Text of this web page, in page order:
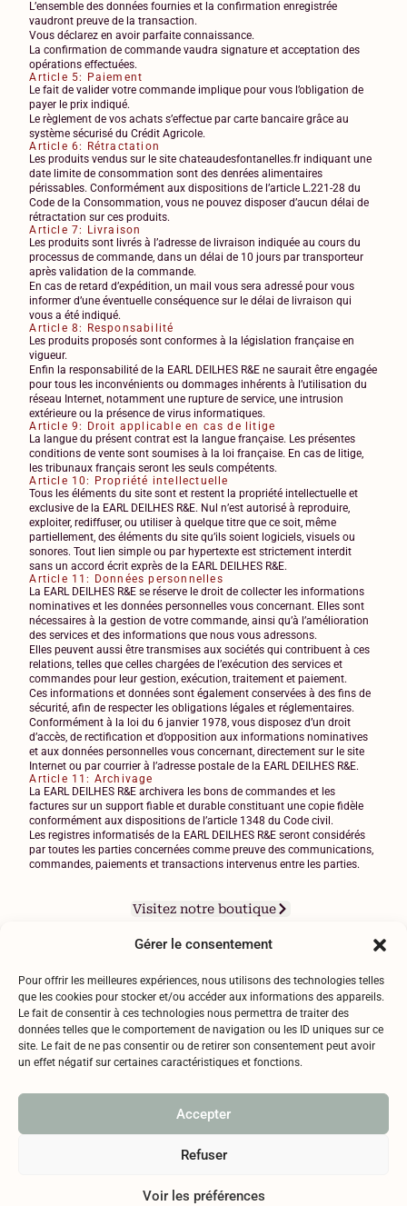
Gérer le consentement
Pour offrir les meilleures expériences, nous utilisons des technologies telles
que les cookies pour stocker et/ou accéder aux informations des appareils.
Le fait de consentir à ces technologies nous permettra de traiter des
données telles que le comportement de navigation ou les ID uniques sur ce
site. Le fait de ne pas consentir ou de retirer son consentement peut avoir
un effet négatif sur certaines caractéristiques et fonctions.
Accepter
Refuser
Voir les préférences
L’ensemble des données fournies et la confirmation enregistrée
vaudront preuve de la transaction.
Vous déclarez en avoir parfaite connaissance.
La confirmation de commande vaudra signature et acceptation des
opérations effectuées.
Article 5: Paiement
Le fait de valider votre commande implique pour vous l’obligation de
payer le prix indiqué.
Le règlement de vos achats s’effectue par carte bancaire grâce au
système sécurisé du Crédit Agricole.
Article 6: Rétractation
Les produits vendus sur le site chateaudesfontanelles.fr indiquant une
date limite de consommation sont des denrées alimentaires
périssables. Conformément aux dispositions de l’article L.221-28 du
Code de la Consommation, vous ne pouvez disposer d’aucun délai de
rétractation sur ces produits.
Article 7: Livraison
Les produits sont livrés à l’adresse de livraison indiquée au cours du
processus de commande, dans un délai de 10 jours par transporteur
après validation de la commande.
En cas de retard d’expédition, un mail vous sera adressé pour vous
informer d’une éventuelle conséquence sur le délai de livraison qui
vous a été indiqué.
Article 8: Responsabilité
Les produits proposés sont conformes à la législation française en
vigueur.
Enfin la responsabilité de la EARL DEILHES R&E ne saurait être engagée
pour tous les inconvénients ou dommages inhérents à l’utilisation du
réseau Internet, notamment une rupture de service, une intrusion
extérieure ou la présence de virus informatiques.
Article 9: Droit applicable en cas de litige
La langue du présent contrat est la langue française. Les présentes
conditions de vente sont soumises à la loi française. En cas de litige,
les tribunaux français seront les seuls compétents.
Article 10: Propriété intellectuelle
Tous les éléments du site sont et restent la propriété intellectuelle et
exclusive de la EARL DEILHES R&E. Nul n’est autorisé à reproduire,
exploiter, rediffuser, ou utiliser à quelque titre que ce soit, même
partiellement, des éléments du site qu’ils soient logiciels, visuels ou
sonores. Tout lien simple ou par hypertexte est strictement interdit
sans un accord écrit exprès de la EARL DEILHES R&E.
Article 11: Données personnelles
La EARL DEILHES R&E se réserve le droit de collecter les informations
nominatives et les données personnelles vous concernant. Elles sont
nécessaires à la gestion de votre commande, ainsi qu’à l’amélioration
des services et des informations que nous vous adressons.
Elles peuvent aussi être transmises aux sociétés qui contribuent à ces
relations, telles que celles chargées de l’exécution des services et
commandes pour leur gestion, exécution, traitement et paiement.
Ces informations et données sont également conservées à des fins de
sécurité, afin de respecter les obligations légales et réglementaires.
Conformément à la loi du 6 janvier 1978, vous disposez d’un droit
d’accès, de rectification et d’opposition aux informations nominatives
et aux données personnelles vous concernant, directement sur le site
Internet ou par courrier à l’adresse postale de la EARL DEILHES R&E.
Article 11: Archivage
La EARL DEILHES R&E archivera les bons de commandes et les
factures sur un support fiable et durable constituant une copie fidèle
conformément aux dispositions de l’article 1348 du Code civil.
Les registres informatisés de la EARL DEILHES R&E seront considérés
par toutes les parties concernées comme preuve des communications,
commandes, paiements et transactions intervenus entre les parties.
Visitez notre boutique
Mentions légales
Politique de confidentialité
l’abus d’alcool est dangereux pour la santé, à consommer avec
modération
Contact